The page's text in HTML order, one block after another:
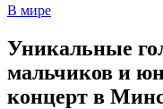
В мире
Уникальные
мальчиков и
концерт в